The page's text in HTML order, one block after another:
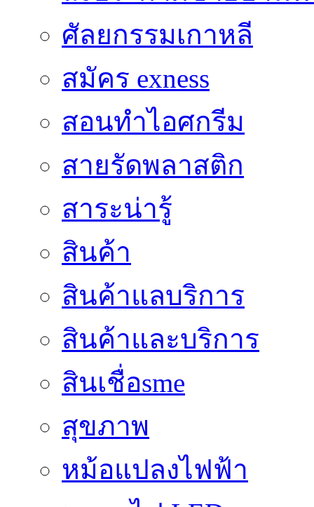
ศัลยกรรมเกาหลี
สมัคร exness
สอนทำไอศกรีม
สายรัดพลาสติก
สาระน่ารู้
สินค้า
สินค้าแลบริการ
สินค้าและบริการ
สินเชื่อsme
สุขภาพ
หม้อแปลงไฟฟ้า